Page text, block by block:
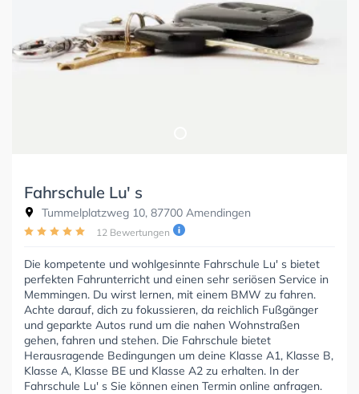
Fahrschule Lu' s
Tummelplatzweg 10, 87700 Amendingen
12 Bewertungen
Die kompetente und wohlgesinnte Fahrschule Lu' s bietet
perfekten Fahrunterricht und einen sehr seriösen Service in
Memmingen. Du wirst lernen, mit einem BMW zu fahren.
Achte darauf, dich zu fokussieren, da reichlich Fußgänger
und geparkte Autos rund um die nahen Wohnstraßen
gehen, fahren und stehen. Die Fahrschule bietet
Herausragende Bedingungen um deine Klasse A1, Klasse B,
Klasse A, Klasse BE und Klasse A2 zu erhalten. In der
Fahrschule Lu' s Sie können einen Termin online anfragen.